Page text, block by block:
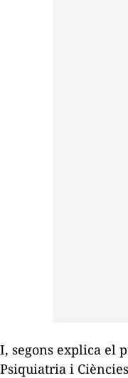
I, segons explica el
Psiquiatria i